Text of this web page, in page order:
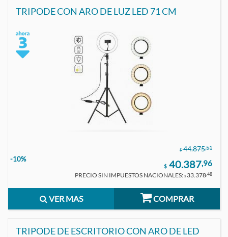
TRIPODE CON ARO DE LUZ LED 71 CM
$ 44.875,51
-10%
$ 40.387,96
PRECIO SIN IMPUESTOS NACIONALES: $ 33.378,48
VER MAS COMPRAR
TRIPODE DE ESCRITORIO CON ARO DE LED